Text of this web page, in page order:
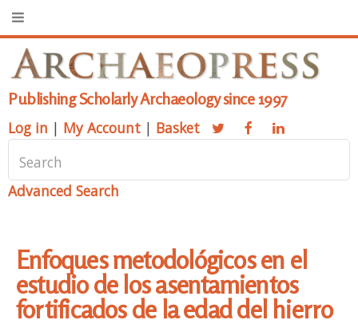
Publishing Scholarly Archaeology since 1997
Log in | My Account | Basket
Advanced Search
Enfoques metodológicos en el
estudio de los asentamientos
fortificados de la edad del hierro